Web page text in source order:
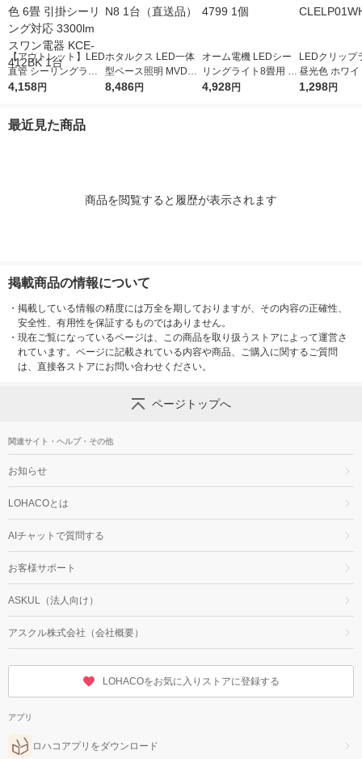
【アウトレット】LED
直管 シーリングライ
ト 電球色 6畳 引掛シ
BK 1台
4,158円
ホタルクス LED一体
型ベース照明 MVDB4
104/25N5-N8 1台（直
8,486円
オーム電機 LEDシー
リングライト8畳用 40
0W5 06-4799 1個
4,928円
LEDクリップ
昼光色 ホワ
YAZAWA
1,298円
最近見た商品
商品を閲覧すると履歴が表示されます
掲載商品の情報について
・ 掲載している情報の精度には万全を期しておりますが、その内容の正確性、
安全性、有用性を保証するものではありません。
・ 現在ご覧になっているページは、この商品を取り扱うストアによって運営さ
れています。ページに記載されている内容や商品、ご購入に関するご質問
は、直接各ストアにお問い合わせください。
ページトップへ
関連サイト・ヘルプ・その他
お知らせ
LOHACOとは
AIチャットで質問する
お客様サポート
ASKUL（法人向け）
アスクル株式会社（会社概要）
LOHACOをお気に入りストアに登録する
アプリ
ロハコアプリをダウンロード